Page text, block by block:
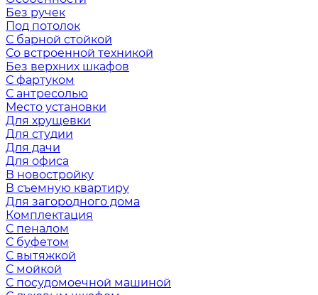
Без ручек
Под потолок
С барной стойкой
Со встроенной техникой
Без верхних шкафов
С фартуком
С антресолью
Место установки
Для хрущевки
Для студии
Для дачи
Для офиса
В новостройку
В съемную квартиру
Для загородного дома
Комплектация
С пеналом
С буфетом
С вытяжкой
С мойкой
С посудомоечной машиной